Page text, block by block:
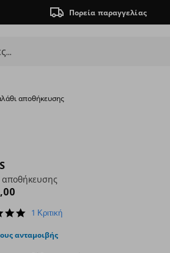
Πορεία παραγγελίας
αποθήκευσης
αποθήκευσης
,00 τιμή
5.0
rating
1 Κριτική
ανταμοιβής